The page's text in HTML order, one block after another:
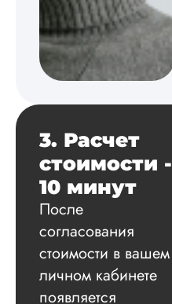
3. Расчет
стоимости -
10 минут
После
согласования
стоимости в вашем
личном кабинете
появляется